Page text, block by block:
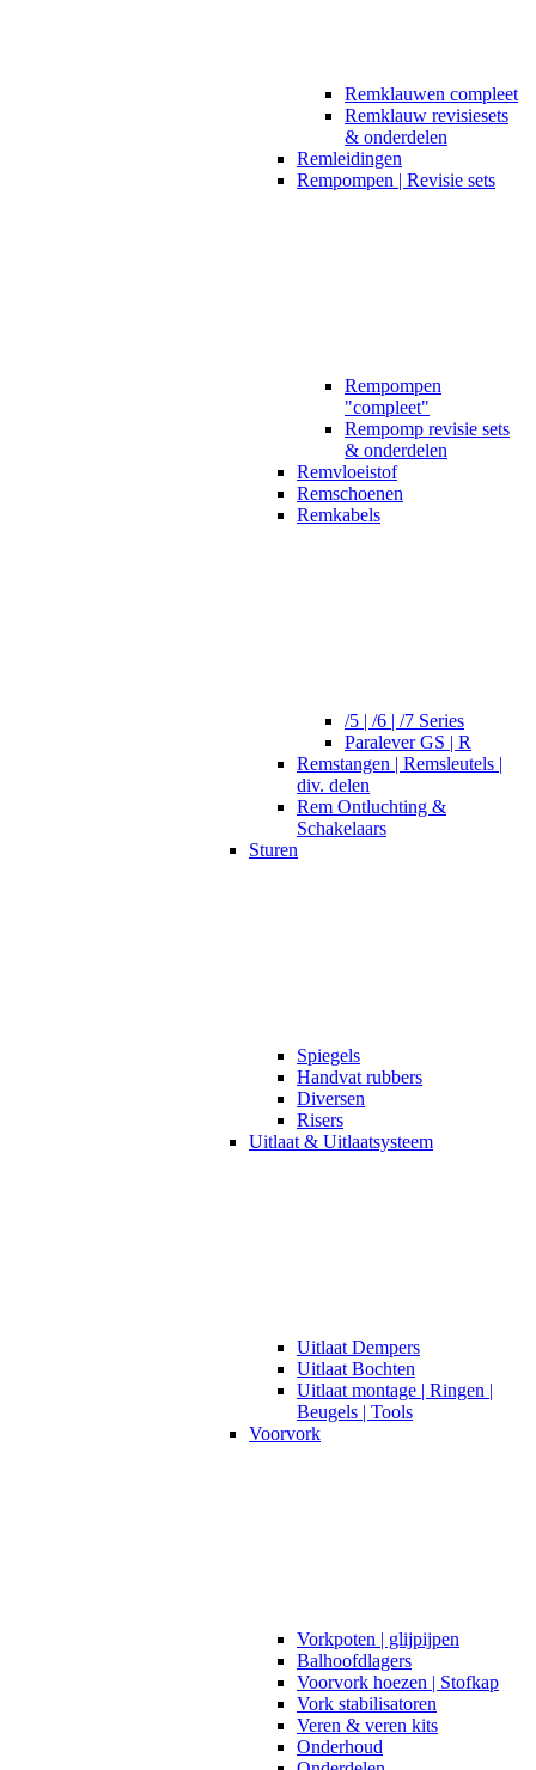
Remklauwen compleet
Remklauw revisiesets
& onderdelen
Remleidingen
Rempompen | Revisie sets
Rempompen
"compleet"
Rempomp revisie sets
& onderdelen
Remvloeistof
Remschoenen
Remkabels
/5 | /6 | /7 Series
Paralever GS | R
Remstangen | Remsleutels |
div. delen
Rem Ontluchting &
Schakelaars
Sturen
Spiegels
Handvat rubbers
Diversen
Risers
Uitlaat & Uitlaatsysteem
Uitlaat Dempers
Uitlaat Bochten
Uitlaat montage | Ringen |
Beugels | Tools
Voorvork
Vorkpoten | glijpijpen
Balhoofdlagers
Voorvork hoezen | Stofkap
Vork stabilisatoren
Veren & veren kits
Onderhoud